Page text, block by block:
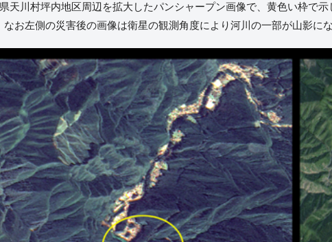
天川村坪内地区周辺を拡大したパンシャープン画像で、黄色い枠で
なお左側の災害後の画像は衛星の観測角度により河川の一部が山影に